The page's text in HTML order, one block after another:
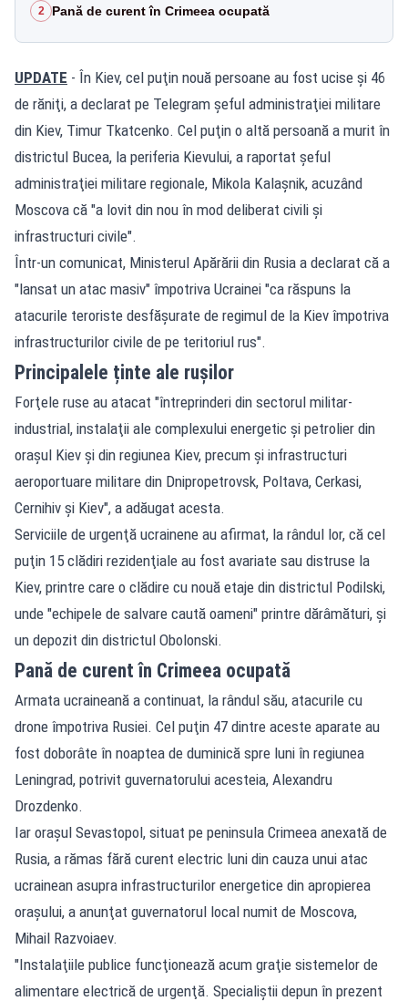
2 Pană de curent în Crimeea ocupată
UPDATE - În Kiev, cel puţin nouă persoane au fost ucise şi 46
de răniţi, a declarat pe Telegram şeful administraţiei militare
din Kiev, Timur Tkatcenko. Cel puţin o altă persoană a murit în
districtul Bucea, la periferia Kievului, a raportat şeful
administraţiei militare regionale, Mikola Kalaşnik, acuzând
Moscova că "a lovit din nou în mod deliberat civili şi
infrastructuri civile".
Într-un comunicat, Ministerul Apărării din Rusia a declarat că a
"lansat un atac masiv" împotriva Ucrainei "ca răspuns la
atacurile teroriste desfăşurate de regimul de la Kiev împotriva
infrastructurilor civile de pe teritoriul rus".
Principalele ținte ale rușilor
Forţele ruse au atacat "întreprinderi din sectorul militar-
industrial, instalaţii ale complexului energetic şi petrolier din
oraşul Kiev şi din regiunea Kiev, precum şi infrastructuri
aeroportuare militare din Dnipropetrovsk, Poltava, Cerkasi,
Cernihiv şi Kiev", a adăugat acesta.
Serviciile de urgenţă ucrainene au afirmat, la rândul lor, că cel
puţin 15 clădiri rezidenţiale au fost avariate sau distruse la
Kiev, printre care o clădire cu nouă etaje din districtul Podilski,
unde "echipele de salvare caută oameni" printre dărâmături, şi
un depozit din districtul Obolonski.
Pană de curent în Crimeea ocupată
Armata ucraineană a continuat, la rândul său, atacurile cu
drone împotriva Rusiei. Cel puţin 47 dintre aceste aparate au
fost doborâte în noaptea de duminică spre luni în regiunea
Leningrad, potrivit guvernatorului acesteia, Alexandru
Drozdenko.
Iar oraşul Sevastopol, situat pe peninsula Crimeea anexată de
Rusia, a rămas fără curent electric luni din cauza unui atac
ucrainean asupra infrastructurilor energetice din apropierea
oraşului, a anunţat guvernatorul local numit de Moscova,
Mihail Razvoiaev.
"Instalaţiile publice funcţionează acum graţie sistemelor de
alimentare electrică de urgenţă. Specialiştii depun în prezent